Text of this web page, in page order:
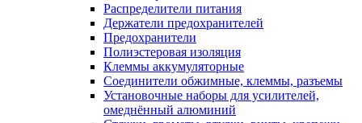
Распределители питания
Держатели предохранителей
Предохранители
Полиэстеровая изоляция
Клеммы аккумуляторные
Соединители обжимные, клеммы, разъемы
Установочные наборы для усилителей,
омеднённый алюминий